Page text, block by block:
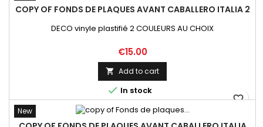
COPY OF FONDS DE PLAQUES AVANT CABALLERO ITALIA 2
DECO vinyle plastifié 2 COULEURS AU CHOIX
Price
€15.00
 Add to cart
 In stock
favorite_border
New